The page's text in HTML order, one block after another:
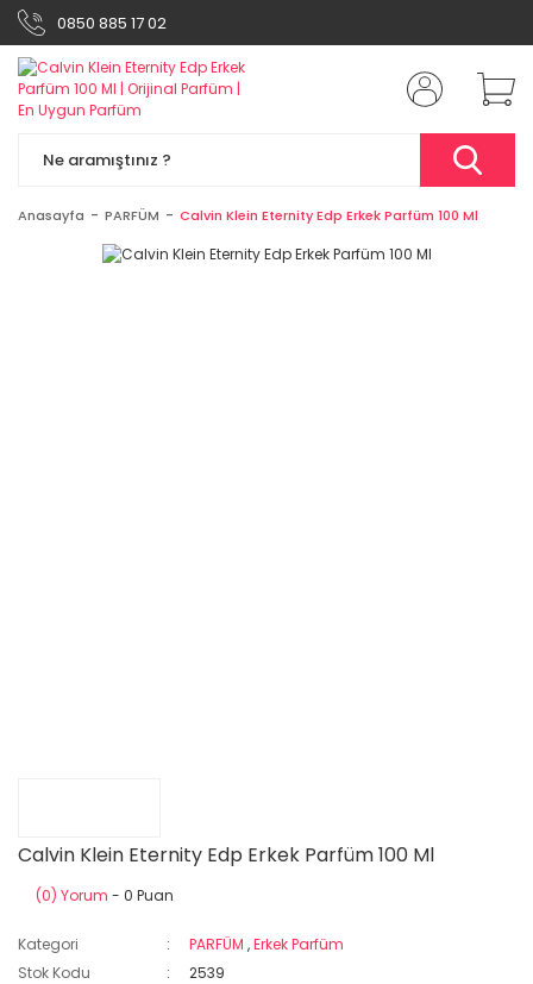
0850 885 17 02
Anasayfa PARFÜM Calvin Klein Eternity Edp Erkek Parfüm 100 Ml
Calvin Klein Eternity Edp Erkek Parfüm 100 Ml
(0) Yorum - 0 Puan
Kategori PARFÜM ,Erkek Parfüm
Stok Kodu
2539